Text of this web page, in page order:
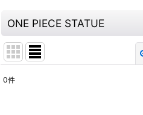
ONE PIECE STATUE
0件